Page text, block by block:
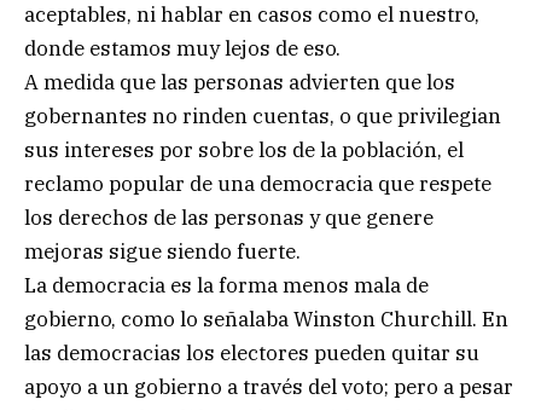
aceptables, ni hablar en casos como el nuestro,
donde estamos muy lejos de eso.
A medida que las personas advierten que los
gobernantes no rinden cuentas, o que privilegian
sus intereses por sobre los de la población, el
reclamo popular de una democracia que respete
los derechos de las personas y que genere
mejoras sigue siendo fuerte.
La democracia es la forma menos mala de
gobierno, como lo señalaba Winston Churchill. En
las democracias los electores pueden quitar su
apoyo a un gobierno a través del voto; pero a pesar